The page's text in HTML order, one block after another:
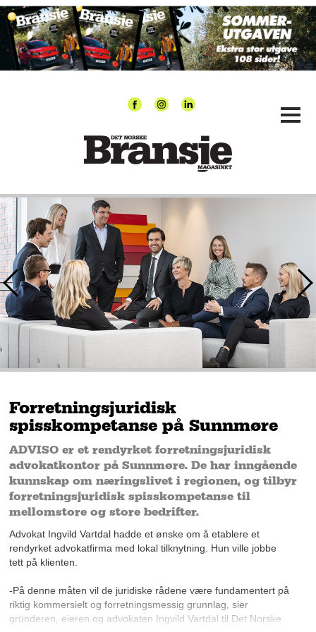
Forretningsjuridisk
spisskompetanse på Sunnmøre
ADVISO er et rendyrket forretningsjuridisk
advokatkontor på Sunnmøre. De har inngående
kunnskap om næringslivet i regionen, og tilbyr
forretningsjuridisk spisskompetanse til
mellomstore og store bedrifter.
Advokat Ingvild Vartdal hadde et ønske om å etablere et
rendyrket advokatfirma med lokal tilknytning. Hun ville jobbe
tett på klienten.
-På denne måten vil de juridiske rådene være fundamentert på
riktig kommersielt og forretningsmessig grunnlag, sier
gründeren, eieren og advokaten Ingvild Vartdal til Det Norske